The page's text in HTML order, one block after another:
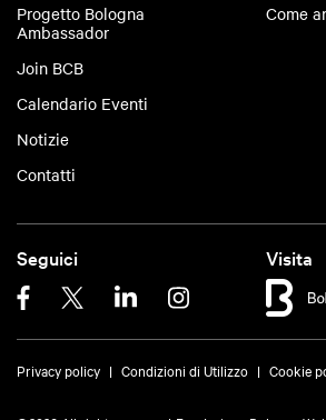
Progetto Bologna
Ambassador
Join BCB
Calendario Eventi
Notizie
Contatti
Come
Seguici Visita
Privacy policy Condizioni di Utilizzo Cookie